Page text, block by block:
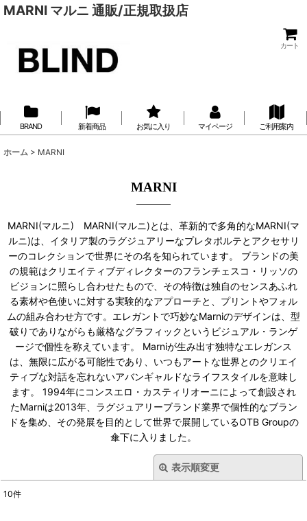
MARNI マルニ 通販/正規取扱店
カート
BRAND 新着商品 お気に入り マイページ ご利用案内
ホーム > MARNI
MARNI
MARNI(マルニ) MARNI(マルニ)とは、革新的で多角的なMARNI(マ
ルニ)は、イタリア製のラグジュアリーなプレタポルテとアクセサリ
ーのコレクションで世界にその名を知られています。 ブランドの美
の規範はクリエイティブディレクターのフランチェスコ・リッソの
ビジョンに照らし合わせたもので、その特徴は独自のセンスあふれ
る素材や色使いに対する実験的なアプローチと、プリントやフォル
ムの組み合わせ方です。エレガントで巧妙なMarniのデザインは、型
破りでありながらも厳格なグラフィックというビジュアル・ランゲ
ージで個性を称えています。 Marniが生み出す独特なエレガンス
は、無限に広がる可能性であり、いつもアートな世界とのクリエイ
ティブな対話を忘れないアバンギャルドなライフスタイルを意味し
ます。 1994年にコンスエロ・カスティリオーニによって創設され
たMarniは2013年、ラグジュアリーブランド業界で個性的なブラン
ドを集め、その発展を目的として世界で展開しているOTB Groupの
傘下に入りました。
表示順変更
10件